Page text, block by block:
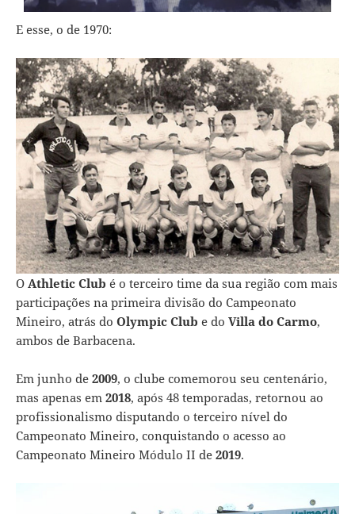
E esse, o de 1970:
O Athletic Club é o terceiro time da sua região com mais
participações na primeira divisão do Campeonato
Mineiro, atrás do Olympic Club e do Villa do Carmo,
ambos de Barbacena.
Em junho de 2009, o clube comemorou seu centenário,
mas apenas em 2018, após 48 temporadas, retornou ao
profissionalismo disputando o terceiro nível do
Campeonato Mineiro, conquistando o acesso ao
Campeonato Mineiro Módulo II de 2019.